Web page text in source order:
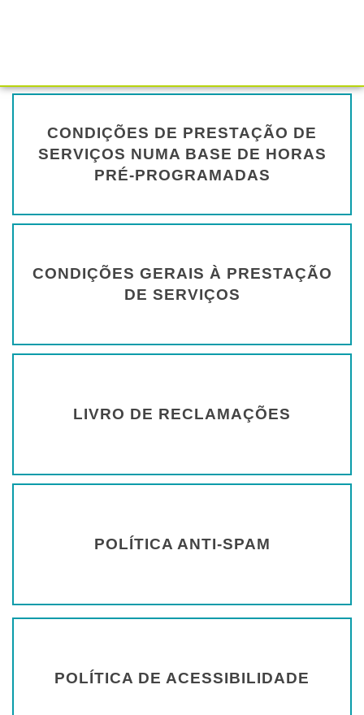
CONDIÇÕES DE PRESTAÇÃO DE
SERVIÇOS NUMA BASE DE HORAS
PRÉ-PROGRAMADAS
CONDIÇÕES GERAIS À PRESTAÇÃO
DE SERVIÇOS
LIVRO DE RECLAMAÇÕES
POLÍTICA ANTI-SPAM
POLÍTICA DE ACESSIBILIDADE